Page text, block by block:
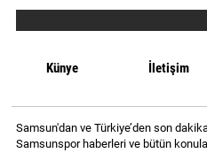
Künye İletişim
Samsun'dan ve Türkiye’den son
Samsunspor haberleri ve bütün